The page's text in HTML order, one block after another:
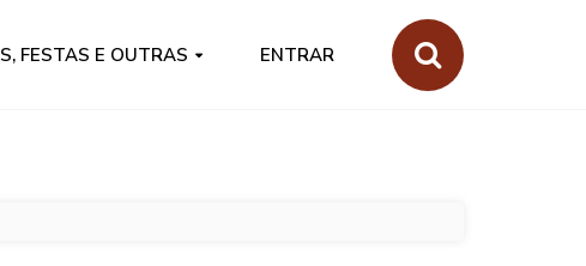
FESTAS E OUTRAS ENTRAR